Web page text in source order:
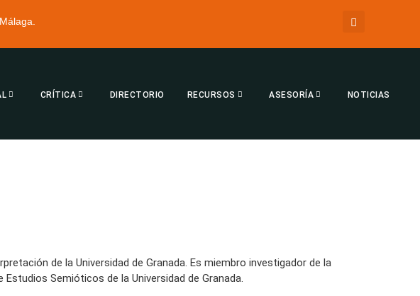
CRÍTICA DIRECTORIO RECURSOS ASESORÍA NOTICIAS
de la Universidad de Granada. Es miembro investigador de la
Semióticos de la Universidad de Granada.